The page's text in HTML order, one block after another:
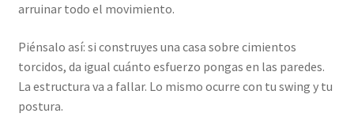
arruinar todo el movimiento.
Piénsalo así: si construyes una casa sobre cimientos
torcidos, da igual cuánto esfuerzo pongas en las paredes.
La estructura va a fallar. Lo mismo ocurre con tu swing y tu
postura.